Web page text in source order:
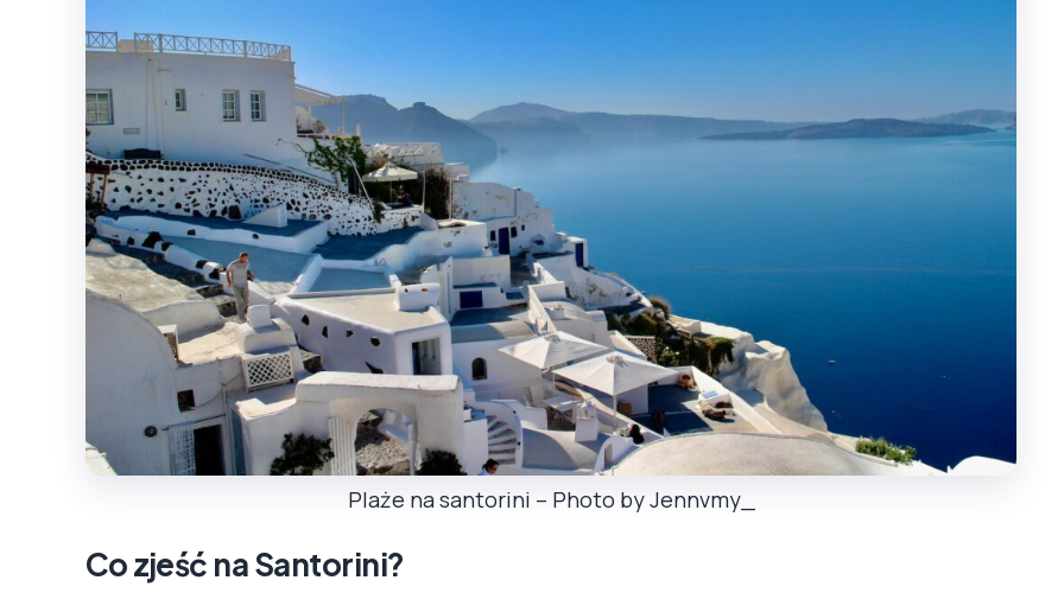
Plaże na santorini – Photo by Jennvmy_
Co zjeść na Santorini?